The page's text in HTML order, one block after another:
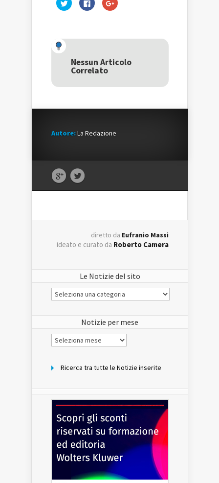
clic
una
nuova
finestra)
clic
nuova
finestra)
clic
una
nuova
Nessun Articolo
Correlato
Autore:La Redazione
diretto da Eufranio Massi
ideato e curato da Roberto Camera
Le Notizie del sito
Le
Notizie
Notizie per mese
Notizie
per
Ricerca tra tutte le Notizie inserite